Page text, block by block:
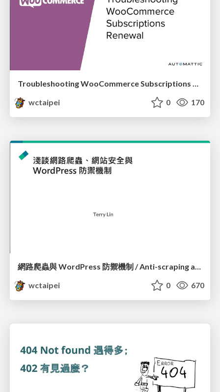
Troubleshooting WooCommerce Subscriptions Renewal_Siew Kam Onn / 蕭錦安
wctaipei
0 170
網路爬蟲與 WordPress 防禦機制 / Anti-scraping and WordPress Security Defence_Terry Lin
wctaipei
0 670